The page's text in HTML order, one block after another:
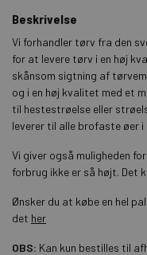
Beskrivelse
Vi forhandler tørv fra den
for at levere tørv i en høj
skånsom sigtning af
og i en høj kvalitet med et
til hestestrøelse eller
leverer til alle brofaste øer
Vi giver også muligheden
forbrug ikke er så højt. Det
Ønsker du at købe en hel
det her
OBS: Kan kun bestilles til